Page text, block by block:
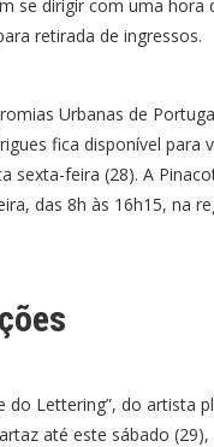
se dirigir com uma hora
retirada de ingressos.
Urbanas de
fica disponível para
sexta-feira (28). A
das 8h às 16h15, na
do Lettering”, do artista
até este sábado